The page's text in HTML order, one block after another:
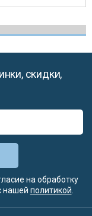
скидки,
на обработку
нашей политикой